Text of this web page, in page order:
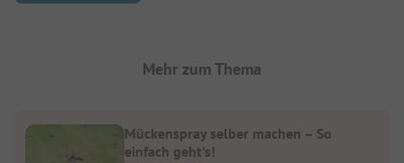
Mehr zum Thema
Mückenspray selber machen – So
einfach geht’s!